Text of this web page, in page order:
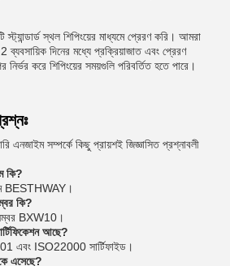
স্থল শিপিংয়ের মাধ্যমে প্রেরণ করি। আমরা
ব্যবসায়িক দিনের মধ্যে প্রক্রিয়াজাত এবং প্রেরণ
করে শিপিংয়ের সময়গুলি পরিবর্তিত হতে পারে।
এনজাইম সম্পর্কে কিছু প্রায়শই জিজ্ঞাসিত প্রশ্নাবলী
কি?
BESTHWAY।
কি?
BXW10।
আছে?
এবং ISO22000 সার্টিফাইড।
এসেছে?